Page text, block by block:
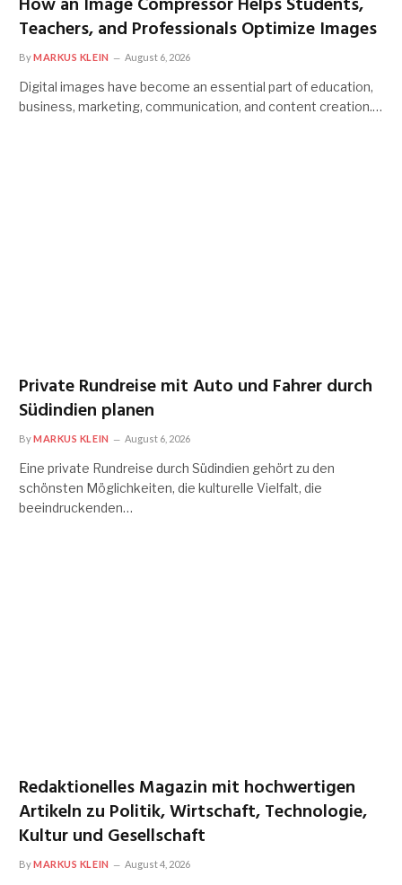
Teachers, and Professionals Optimize Images
ByMARKUS KLEIN August 6, 2026
Digital images have become an essential part of education,
business, marketing, communication, and content creation.…
Private Rundreise mit Auto und Fahrer durch
Südindien planen
ByMARKUS KLEIN August 6, 2026
Eine private Rundreise durch Südindien gehört zu den
schönsten Möglichkeiten, die kulturelle Vielfalt, die
beeindruckenden…
Redaktionelles Magazin mit hochwertigen
Artikeln zu Politik, Wirtschaft, Technologie,
Kultur und Gesellschaft
ByMARKUS KLEIN August 4, 2026